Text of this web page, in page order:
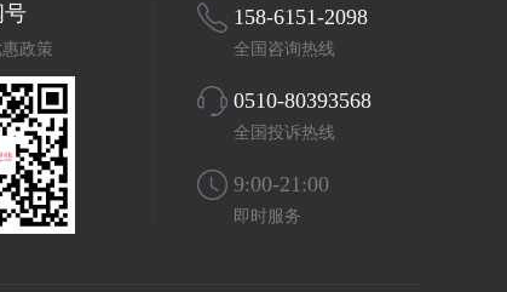
号
政策
158-6151-2098
全国咨询热线
0510-80393568
全国投诉热线
9:00-21:00
即时服务